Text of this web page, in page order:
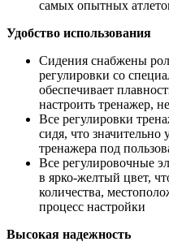
самых опытных
Удобство использования
Сидения снабжены
регулировки со
обеспечивает
настроить тренажер,
Все регулировки
сидя, что значительно
тренажера под
Все регулировочные
в ярко-желтый цвет,
количества,
процесс настройки
Высокая надежность